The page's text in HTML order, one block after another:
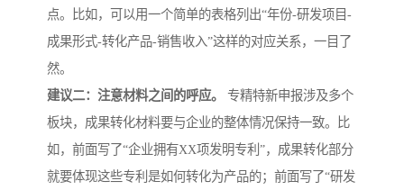
点。比如，可以用一个简单的表格列出“年份-研发项目-
成果形式-转化产品-销售收入”这样的对应关系，一目了
然。
建议二：注意材料之间的呼应。
专精特新申报涉及多个
板块，成果转化材料要与企业的整体情况保持一致。比
如，前面写了“企业拥有XX项发明专利”，成果转化部分
就要体现这些专利是如何转化为产品的；前面写了“研发